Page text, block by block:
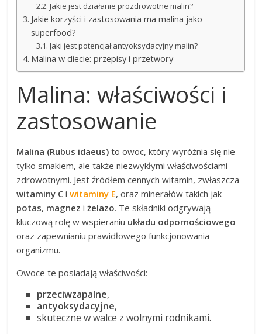
Jakie jest działanie prozdrowotne malin?
Jakie korzyści i zastosowania ma malina jako
superfood?
Jaki jest potencjał antyoksydacyjny malin?
Malina w diecie: przepisy i przetwory
Malina: właściwości i
zastosowanie
Malina (Rubus idaeus) to owoc, który wyróżnia się nie
tylko smakiem, ale także niezwykłymi właściwościami
zdrowotnymi. Jest źródłem cennych witamin, zwłaszcza
witaminy C iwitaminy E, oraz minerałów takich jak
potas, magnez iżelazo. Te składniki odgrywają
kluczową rolę w wspieraniu układu odpornościowego
oraz zapewnianiu prawidłowego funkcjonowania
organizmu.
Owoce te posiadają właściwości:
przeciwzapalne,
antyoksydacyjne,
skuteczne w walce z wolnymi rodnikami.